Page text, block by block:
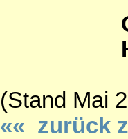
(Stand Mai
«« zurück